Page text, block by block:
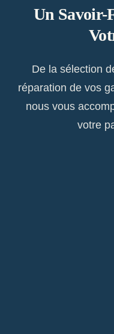
Un Savoir-
De la sélection
réparation de vos
nous vous
votre